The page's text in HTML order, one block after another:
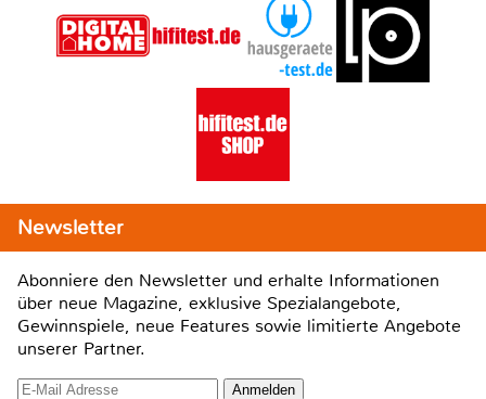
Newsletter
Abonniere den Newsletter und erhalte Informationen
über neue Magazine, exklusive Spezialangebote,
Gewinnspiele, neue Features sowie limitierte Angebote
unserer Partner.